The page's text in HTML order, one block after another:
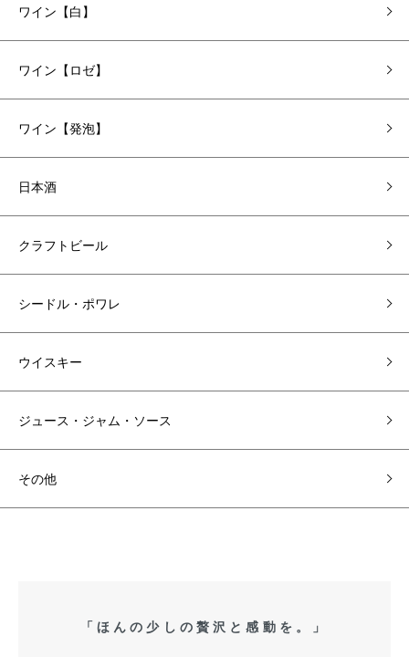
ワイン【白】
ワイン【ロゼ】
ワイン【発泡】
日本酒
クラフトビール
シードル・ポワレ
ウイスキー
ジュース・ジャム・ソース
その他
「ほんの少しの贅沢と感動を。」